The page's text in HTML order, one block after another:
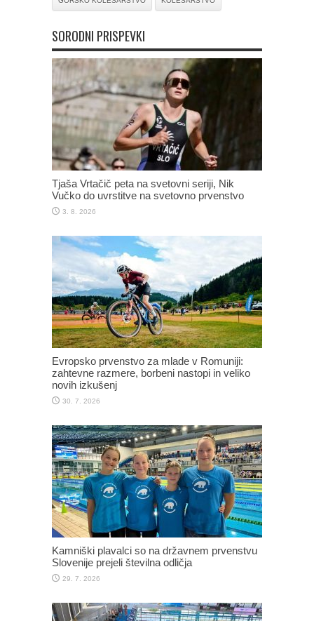
SORODNI PRISPEVKI
Tjaša Vrtačič peta na svetovni seriji, Nik
Vučko do uvrstitve na svetovno prvenstvo
3. 8. 2026
Evropsko prvenstvo za mlade v Romuniji:
zahtevne razmere, borbeni nastopi in veliko
novih izkušenj
30. 7. 2026
Kamniški plavalci so na državnem prvenstvu
Slovenije prejeli številna odličja
29. 7. 2026